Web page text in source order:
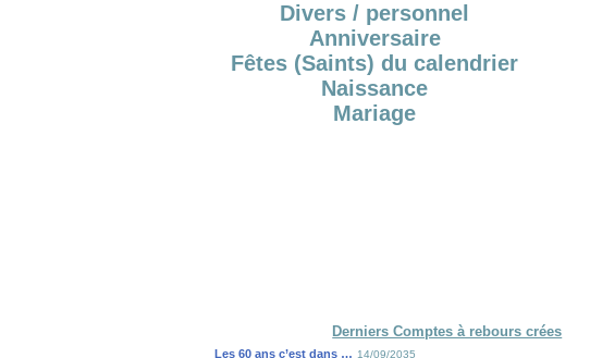
Divers / personnel
Anniversaire
Fêtes (Saints) du calendrier
Naissance
Mariage
Derniers Comptes à rebours crées
Les 60 ans c’est dans … 14/09/2035